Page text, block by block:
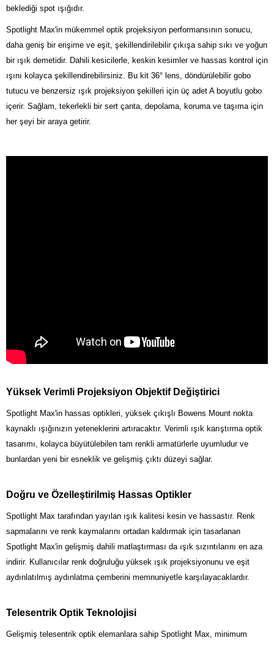
beklediği spot ışığıdır.
Spotlight Max'in mükemmel optik projeksiyon performansının sonucu,
daha geniş bir erişime ve eşit, şekillendirilebilir çıkışa sahip sıkı ve yoğun
bir ışık demetidir. Dahili kesicilerle, keskin kesimler ve hassas kontrol için
ışını kolayca şekillendirebilirsiniz. Bu kit 36° lens, döndürülebilir gobo
tutucu ve benzersiz ışık projeksiyon şekilleri için üç adet A boyutlu gobo
içerir. Sağlam, tekerlekli bir sert çanta, depolama, koruma ve taşıma için
her şeyi bir araya getirir.
Yüksek Verimli Projeksiyon Objektif Değiştirici
Spotlight Max'in hassas optikleri, yüksek çıkışlı Bowens Mount nokta
kaynaklı ışığınızın yeteneklerini artıracaktır. Verimli ışık karıştırma optik
tasarımı, kolayca büyütülebilen tam renkli armatürlerle uyumludur ve
bunlardan yeni bir esneklik ve gelişmiş çıktı düzeyi sağlar.
Doğru ve Özelleştirilmiş Hassas Optikler
Spotlight Max tarafından yayılan ışık kalitesi kesin ve hassastır. Renk
sapmalarını ve renk kaymalarını ortadan kaldırmak için tasarlanan
Spotlight Max'in gelişmiş dahili matlaştırması da ışık sızıntılarını en aza
indirir. Kullanıcılar renk doğruluğu yüksek ışık projeksiyonunu ve eşit
aydınlatılmış aydınlatma çemberini memnuniyetle karşılayacaklardır.
Telesentrik Optik Teknolojisi
Gelişmiş telesentrik optik elemanlara sahip Spotlight Max, minimum